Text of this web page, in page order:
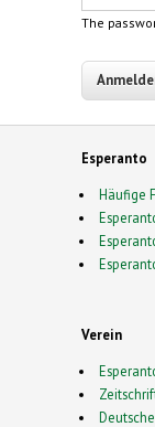
The
Esperanto
Häufige
Verein